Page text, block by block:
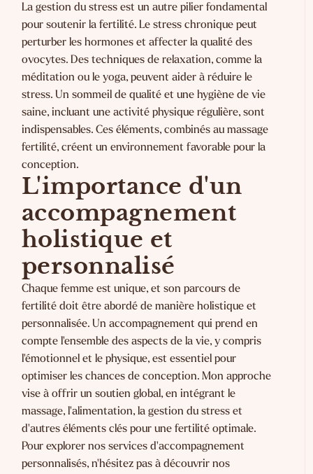
La gestion du stress est un autre pilier fondamental
pour soutenir la fertilité. Le stress chronique peut
perturber les hormones et affecter la qualité des
ovocytes. Des techniques de relaxation, comme la
méditation ou le yoga, peuvent aider à réduire le
stress. Un sommeil de qualité et une hygiène de vie
saine, incluant une activité physique régulière, sont
indispensables. Ces éléments, combinés au massage
fertilité, créent un environnement favorable pour la
conception.
L'importance d'un
accompagnement
holistique et
personnalisé
Chaque femme est unique, et son parcours de
fertilité doit être abordé de manière holistique et
personnalisée. Un accompagnement qui prend en
compte l'ensemble des aspects de la vie, y compris
l'émotionnel et le physique, est essentiel pour
optimiser les chances de conception. Mon approche
vise à offrir un soutien global, en intégrant le
massage, l'alimentation, la gestion du stress et
d'autres éléments clés pour une fertilité optimale.
Pour explorer nos services d'accompagnement
personnalisés, n'hésitez pas à découvrir nos